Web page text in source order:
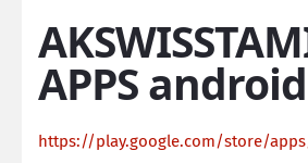
APPS android
https://play.google.com/store/